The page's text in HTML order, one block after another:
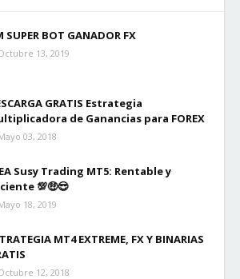
SUPER BOT GANADOR FX
13, 2019
GRATIS Estrategia
de Ganancias para FOREX
03, 2018
Susy Trading MT5: Rentable y
💯🤑😎
18, 2019
MT4 EXTREME, FX Y BINARIAS
12, 2018